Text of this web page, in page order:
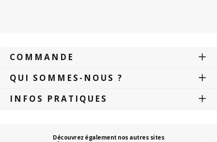
COMMANDE
QUI SOMMES-NOUS ?
INFOS PRATIQUES
Découvrez également nos autres sites